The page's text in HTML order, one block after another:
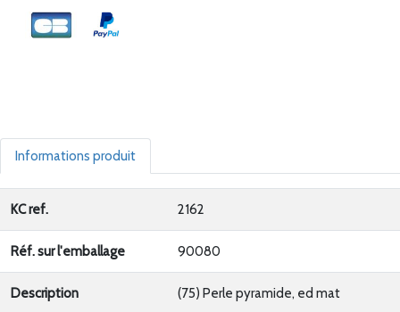
Informations produit
KC ref. 2162
Réf. sur l'emballage 90080
Description (75) Perle pyramide, ed mat